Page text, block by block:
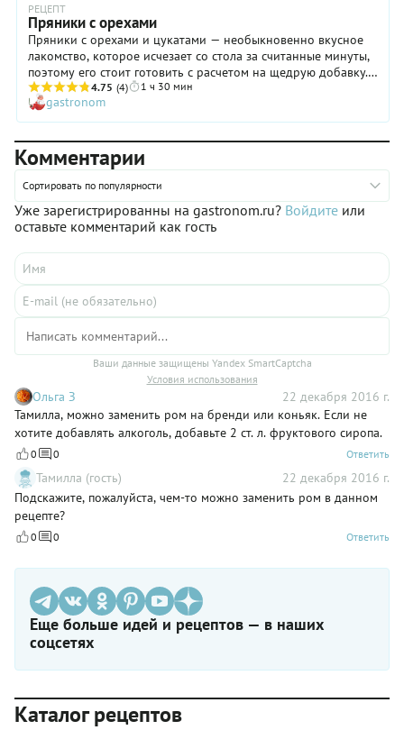
РЕЦЕПТ
Пряники с орехами
Пряники с орехами и цукатами — необыкновенно вкусное
лакомство, которое исчезает со стола за считанные минуты,
поэтому его стоит готовить с расчетом на щедрую добавку.
Ничего сложного в этом деле нет, так что, взяться за него
может даже не слишком опытный кулинар. Только имейте в
виду, что тесто пряников следует готовить с вечера: оно
должно основательно «отдохнуть» в холодильнике. Ну а
утром вам останется только вырезать пряники, испечь их и
покрыть глазурью. Очень удобно! Кстати, пряники с
орехами, упакованные в красивую коробку, могут стать
отличным дополнением к подарку, особенно новогоднему.
Вот увидите: и взрослые, и дети будут в восторге от такого
замечательного сюрприза!
4.75 (4) 1 ч 30 мин
gastronom
Комментарии
Сортировать по популярности
Уже зарегистрированны на gastronom.ru? Войдите или
оставьте комментарий как гость
Ваши данные защищены Yandex SmartCaptcha
Условия использования
Ольга З
22 декабря 2016 г.
Тамилла, можно заменить ром на бренди или коньяк. Если не
хотите добавлять алкоголь, добавьте 2 ст. л. фруктового сиропа.
0 0 Ответить
Тамилла (гость)
22 декабря 2016 г.
Подскажите, пожалуйста, чем-то можно заменить ром в данном
рецепте?
0 0 Ответить
Еще больше идей и рецептов — в наших
соцсетях
Каталог рецептов